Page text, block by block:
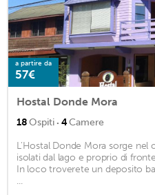
a partire da
57€
Hostal Donde Mora
18Ospiti · 4Camere
L'Hostal Donde Mora sorge nel
isolati dal lago e proprio di
In loco troverete un deposito
...